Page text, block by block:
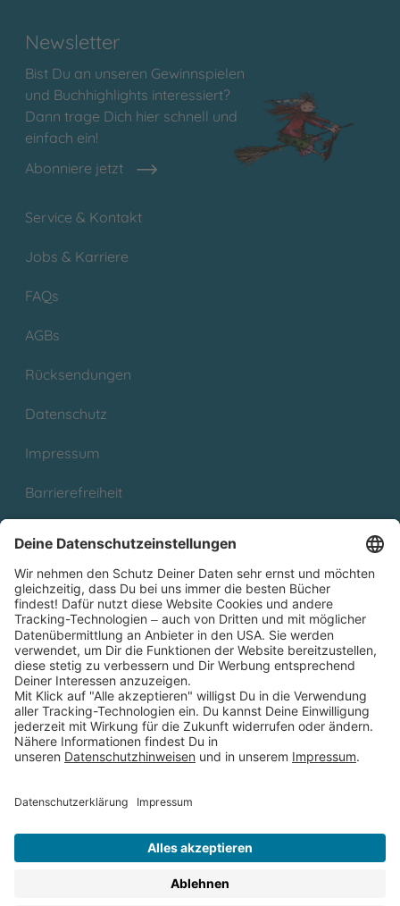
Newsletter
Bist Du an unseren Gewinnspielen
und Buchhighlights interessiert?
Dann trage Dich hier schnell und
einfach ein!
Abonniere jetzt
Service & Kontakt
Jobs & Karriere
FAQs
AGBs
Rücksendungen
Datenschutz
Impressum
Barrierefreiheit
Partnerprogramm (Affiliate)
Folge uns auf
* Versandkostenfrei ab 9,00 € Bestellwert innerhalb
Deutschlands
** Lieferzeit 1-3 Werktage innerhalb Deutschlands
Thienemann-Esslinger Verlag GmbH, Blumenstraße 36, D-70182